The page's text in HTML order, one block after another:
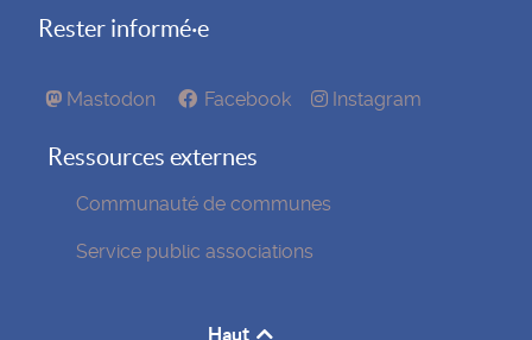
Rester informé·e
Mastodon Facebook Instagram
Ressources externes
Communauté de communes
Service public associations
Haut